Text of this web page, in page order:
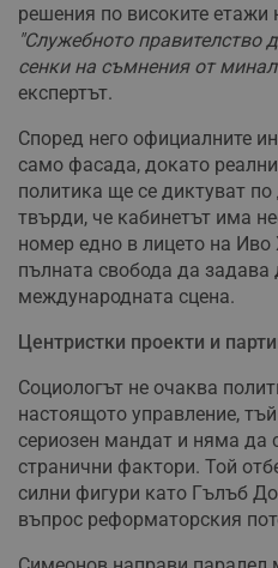
решения по високите етажи
"Служебното правителство
сенки на съмнения от
експертът.
Според него официалните
само фасада, докато
политика ще се диктуват по
твърди, че кабинетът има
номер едно в лицето на Иво
пълната свобода да
международната сцена.
Центристки проекти и
Социологът не очаква
настоящото управление,
сериозен мандат и няма да
странични фактори. Той
силни фигури като Гълъб
въпрос реформаторския